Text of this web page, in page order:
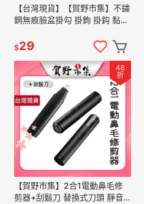
【台灣現貨】【賀野市集】不鏽
鋼無痕臉盆掛勾 掛鉤 掛鈎 黏勾
免釘 臉盆 易安裝 掛架
$29
48
折
【賀野市集】2合1電動鼻毛修
剪器+刮鬍刀 替換式刀頭 靜音